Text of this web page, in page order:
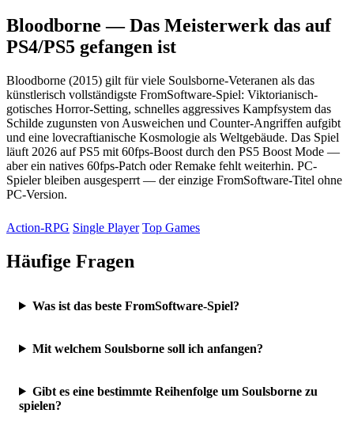
Bloodborne — Das Meisterwerk das auf
PS4/PS5 gefangen ist
Bloodborne (2015) gilt für viele Soulsborne-Veteranen als das
künstlerisch vollständigste FromSoftware-Spiel: Viktorianisch-
gotisches Horror-Setting, schnelles aggressives Kampfsystem das
Schilde zugunsten von Ausweichen und Counter-Angriffen aufgibt
und eine lovecraftianische Kosmologie als Weltgebäude. Das Spiel
läuft 2026 auf PS5 mit 60fps-Boost durch den PS5 Boost Mode —
aber ein natives 60fps-Patch oder Remake fehlt weiterhin. PC-
Spieler bleiben ausgesperrt — der einzige FromSoftware-Titel ohne
PC-Version.
Action-RPG Single Player Top Games
Häufige Fragen
Was ist das beste FromSoftware-Spiel?
Mit welchem Soulsborne soll ich anfangen?
Gibt es eine bestimmte Reihenfolge um Soulsborne zu
spielen?